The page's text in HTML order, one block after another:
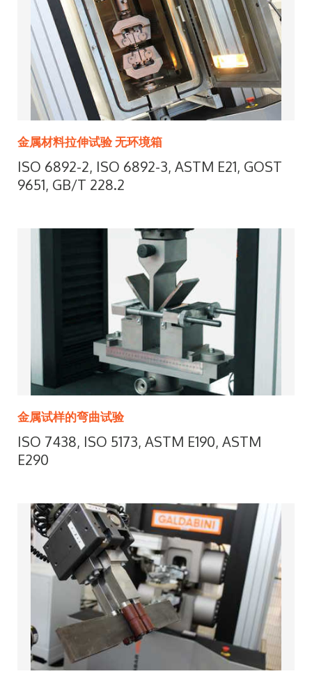
金属材料拉伸试验 无环境箱
ISO 6892-2, ISO 6892-3, ASTM E21, GOST
9651, GB/T 228.2
金属试样的弯曲试验
ISO 7438, ISO 5173, ASTM E190, ASTM
E290